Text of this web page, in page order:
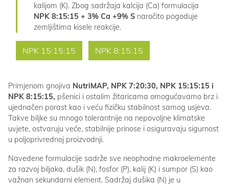
kalijom (K). Zbog sadržaja kalcija (Ca) formulacija
NPK 8:15:15 + 3% Ca +9% S naročito pogoduje
zemljištima kisele reakcije.
NPK 15:15:15 NPK 8:15:15
Primjenom gnojiva NutriMAP, NPK 7:20:30, NPK 15:15:15 i
NPK 8:15:15, pšenici i ostalim žitaricama omogućavamo brz i
ujednačen porast kao i veću fizičku stabilnost samog usjeva.
Takve biljke su mnogo tolerantnije na nepovoljne klimatske
uvjete, ostvaruju veće, stabilnije prinose i osiguravaju sigurnost
u poljoprivrednoj proizvodnji.
Navedene formulacije sadrže sve neophodne makroelemente
za razvoj biljaka, dušik (N), fosfor (P), kalij (K) i sumpor (S) kao
važnan sekundarni element. Sadržaj dušika (N) je u